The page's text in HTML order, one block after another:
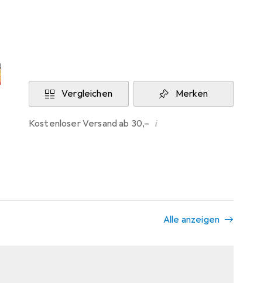
Vergleichen Merken
Kostenloser Versand ab 30,– i
Alle anzeigen